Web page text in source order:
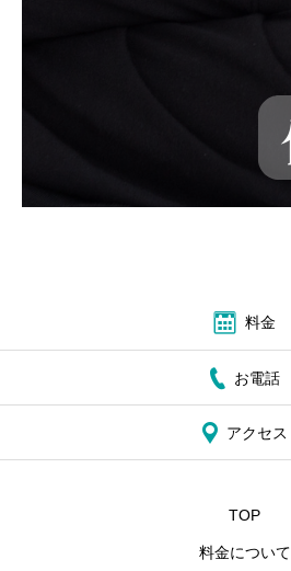
料金
お電話
アクセス
TOP
料金について